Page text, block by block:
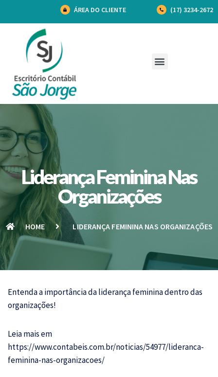
ÁREA DO CLIENTE (17) 3234-2672
Liderança Feminina Nas
Organizações
HOME LIDERANÇA FEMININA NAS ORGANIZAÇÕES
Entenda a importância da liderança feminina dentro das
organizações!
Leia mais em
https://www.contabeis.com.br/noticias/54977/lideranca-
feminina-nas-organizacoes/